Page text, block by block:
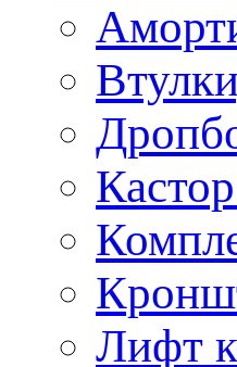
Лифт